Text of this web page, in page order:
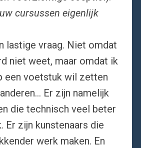
cursussen eigenlijk
lastige vraag. Niet omdat
niet weet, maar omdat ik
een voetstuk wil zetten
Er zijn namelijk
die technisch veel beter
Er zijn kunstenaars die
werk maken. En